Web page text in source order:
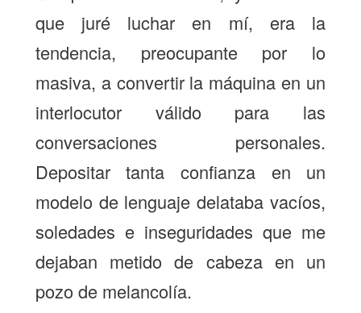
que juré luchar en mí, era la
tendencia, preocupante por lo
masiva, a convertir la máquina en un
interlocutor válido para las
conversaciones personales.
Depositar tanta confianza en un
modelo de lenguaje delataba vacíos,
soledades e inseguridades que me
dejaban metido de cabeza en un
pozo de melancolía.